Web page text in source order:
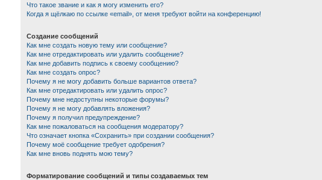
Что такое звание и как я могу изменить его?
Когда я щёлкаю по ссылке «email», от меня требуют войти на конференцию!
Создание сообщений
Как мне создать новую тему или сообщение?
Как мне отредактировать или удалить сообщение?
Как мне добавить подпись к своему сообщению?
Как мне создать опрос?
Почему я не могу добавить больше вариантов ответа?
Как мне отредактировать или удалить опрос?
Почему мне недоступны некоторые форумы?
Почему я не могу добавлять вложения?
Почему я получил предупреждение?
Как мне пожаловаться на сообщения модератору?
Что означает кнопка «Сохранить» при создании сообщения?
Почему моё сообщение требует одобрения?
Как мне вновь поднять мою тему?
Форматирование сообщений и типы создаваемых тем